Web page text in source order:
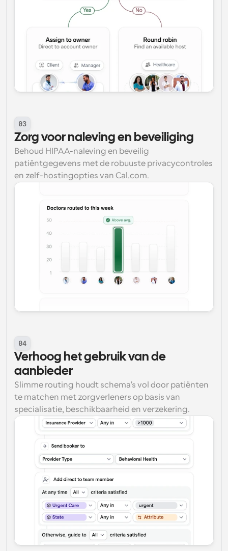
03
Zorg voor naleving en beveiliging
Behoud HIPAA-naleving en beveilig
patiëntgegevens met de robuuste privacycontroles
en zelf-hostingopties van Cal.com.
04
Verhoog het gebruik van de
aanbieder
Slimme routing houdt schema's vol door patiënten
te matchen met zorgverleners op basis van
specialisatie, beschikbaarheid en verzekering.